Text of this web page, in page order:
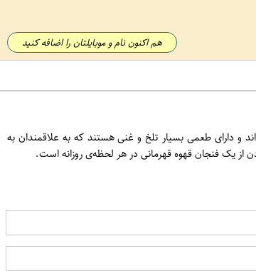
هم اکنون نام و موبایلتان را اضافه کنید
شده‌اند و دارای طعمی بسیار تلخ و غنی هستند که به علاقمندان به